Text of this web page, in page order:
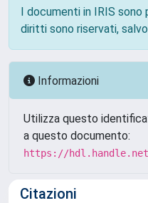
I documenti in IRIS
diritti sono riservati,
Informazioni
Utilizza questo
a questo documento:
https://hdl.handle.net/
Citazioni